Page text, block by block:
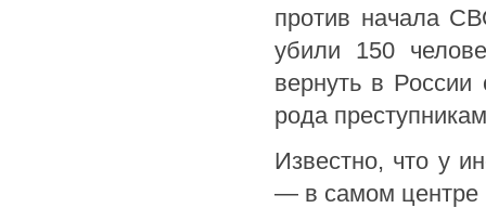
против начала
убили 150
вернуть в России
рода
Известно, что у
— в самом центре